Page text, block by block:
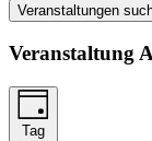
Veranstaltungen
Veranstaltung
Tag